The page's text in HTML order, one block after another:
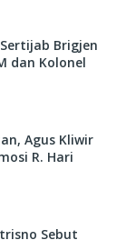
Brigjen
dan Kolonel
Agus Kliwir
R. Hari
Sebut